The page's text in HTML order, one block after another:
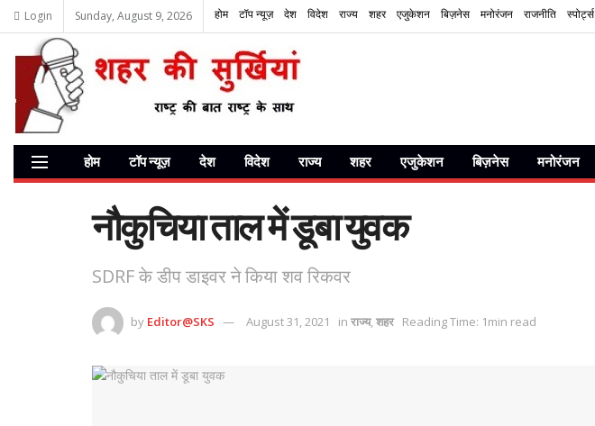
Login Sunday, August 9, 2026 होम टॉप न्यूज़ देश विदेश राज्य शहर एजुकेशन बिज़नेस मनोरंजन राजनीति स्पोर्ट्स
होम टॉप न्यूज़ देश विदेश राज्य शहर एजुकेशन बिज़नेस मनोरंजन
नौकुचिया ताल में डूबा युवक
SDRF के डीप डाइवर ने किया शव रिकवर
by Editor@SKS August 31, 2021 in राज्य,शहर Reading Time: 1min read